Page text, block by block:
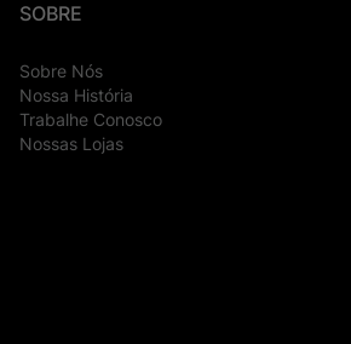
SOBRE
Sobre Nós
Nossa História
Trabalhe Conosco
Nossas Lojas